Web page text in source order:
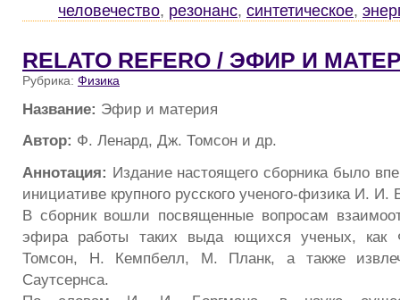
человечество, резонанс, синтетическое,
RELATO REFERO / ЭФИР И
Рубрика: Физика
Название: Эфир и материя
Автор: Ф. Ленард, Дж. Томсон и др.
Аннотация: Издание настоящего сборника было
инициативе крупного русского ученого-физика И. И.
В сборник вошли посвященные вопросам
эфира работы таких выда ющихся ученых,
Томсон, Н. Кемпбелл, М. Планк, а также
Саутсернса.